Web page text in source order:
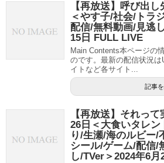
【再放送】呼び出
＜やす子/社会/トラ
配信/無料動画/見逃
15日 FULL LIVE
Main Contents本ページの
のです。最新の配信状況
イトなど各サイト...
記事
【再放送】それっ
26日＜大食いタレ
り/生瀬/海のルビー/
シール/ゲーム/配信/
し/TVer＞2024年6